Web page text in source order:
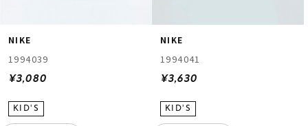
NIKE
1994039
¥3,080
NIKE
1994041
¥3,630